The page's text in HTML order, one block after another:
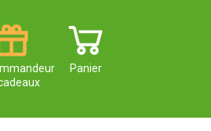
Panier